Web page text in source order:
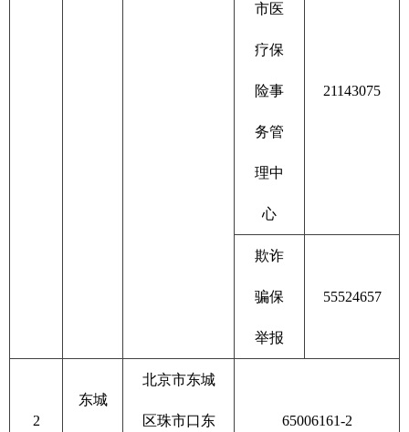
市医
疗保
险事
务管
理中
心
21143075
欺诈
骗保
举报
55524657
2
东城
北京市东城
区珠市口东 65006161-2